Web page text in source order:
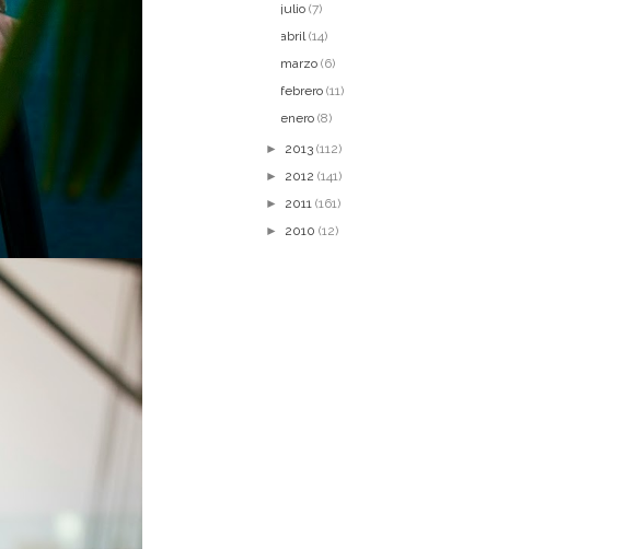
julio (7)
abril(14)
marzo (6)
febrero (11)
enero (8)
►
2013 (112)
►
2012 (141)
►
2011 (161)
►
2010 (12)